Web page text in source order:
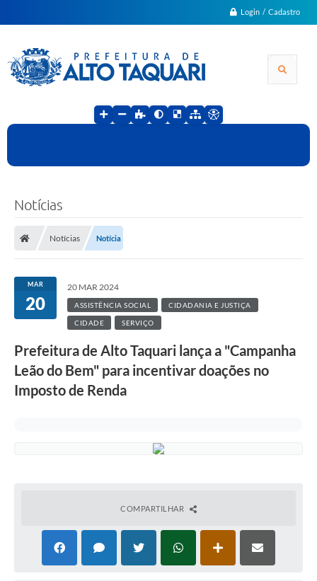
Login / Cadastro
Notícias
Notícias Notícia
MAR
20
20 MAR 2024
ASSISTÊNCIA SOCIAL CIDADANIA E JUSTIÇA
CIDADE SERVIÇO
Prefeitura de Alto Taquari lança a "Campanha
Leão do Bem" para incentivar doações no
Imposto de Renda
COMPARTILHAR